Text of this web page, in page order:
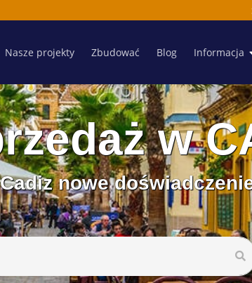
Nasze projekty Zbudować Blog Informacja
w
nowe